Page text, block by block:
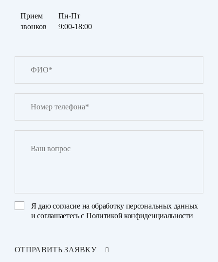
Прием
звонков
Пн-Пт
9:00-18:00
Я даюсогласие на обработку персональных данных
и соглашаетесь с Политикой конфиденциальности
ОТПРАВИТЬ ЗАЯВКУ